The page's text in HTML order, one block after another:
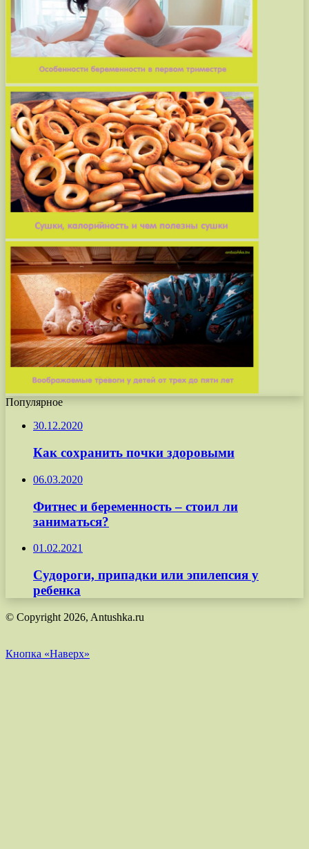
Популярное
30.12.2020
Как сохранить почки здоровыми
06.03.2020
Фитнес и беременность – стоил ли
заниматься?
01.02.2021
Судороги, припадки или эпилепсия у
ребенка
© Copyright 2026, Antushka.ru
Кнопка «Наверх»